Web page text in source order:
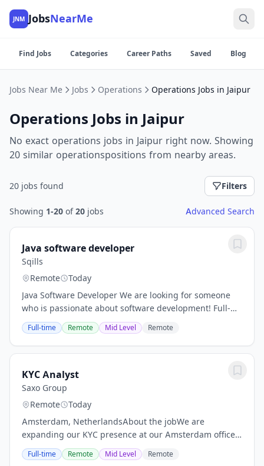
JNM JobsNearMe
Find Jobs Categories Career Paths Saved Blog
Jobs Near Me Jobs Operations Operations Jobs in Jaipur
Operations Jobs in Jaipur
No exact operations jobs in Jaipur right now. Showing
20 similar operationspositions from nearby areas.
20 jobs found Filters
Showing 1-20 of20 jobs Advanced Search
Java software developer
Sqills
Remote
Today
Java Software Developer We are looking for someone
who is passionate about software development! Full-
time As an experienced Java Software Developer, you
have a wide range of opportunities. Do you...
Full-time Remote Mid Level Remote
KYC Analyst
Saxo Group
Remote
Today
Amsterdam, NetherlandsAbout the jobWe are
expanding our KYC presence at our Amsterdam office
by establishing a team to support our Independent
Asset Manager (IAM) segment. The IAM segment
Full-time Remote Mid Level Remote